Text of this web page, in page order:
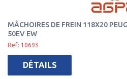
MÂCHOIRES DE FREIN 118X20
50EV EW
Ref: 10693
DÉTAILS